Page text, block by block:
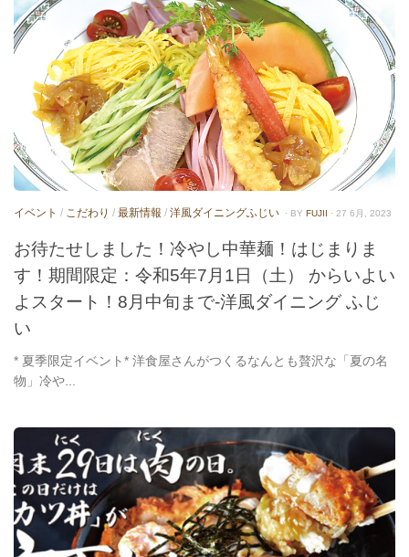
イベント / こだわり / 最新情報 / 洋風ダイニングふじい · BY FUJII · 27 6月, 2023
お待たせしました！冷やし中華麺！はじまりま
す！期間限定：令和5年7月1日（土） からいよい
よスタート！8月中旬まで-洋風ダイニング ふじ
い
* 夏季限定イベント* 洋食屋さんがつくるなんとも贅沢な「夏の名
物」冷や...